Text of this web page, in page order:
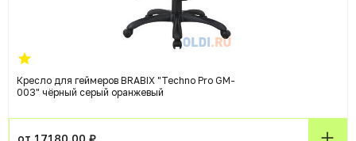
Кресло для геймеров BRABIX "Techno Pro GM-
003" чёрный серый оранжевый
от 17180.00 ₽